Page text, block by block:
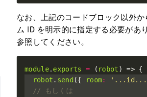
なお、上記のコードブロック以外
ム ID を明示的に指定する必要があ
参照してください。
module. exports = ( robot
robot . send ({ room: